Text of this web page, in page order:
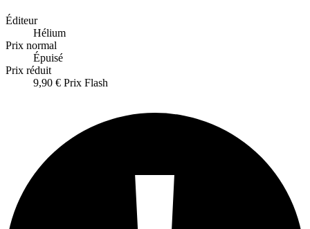
Éditeur
Hélium
Prix normal
Épuisé
Prix réduit
9,90 € Prix Flash